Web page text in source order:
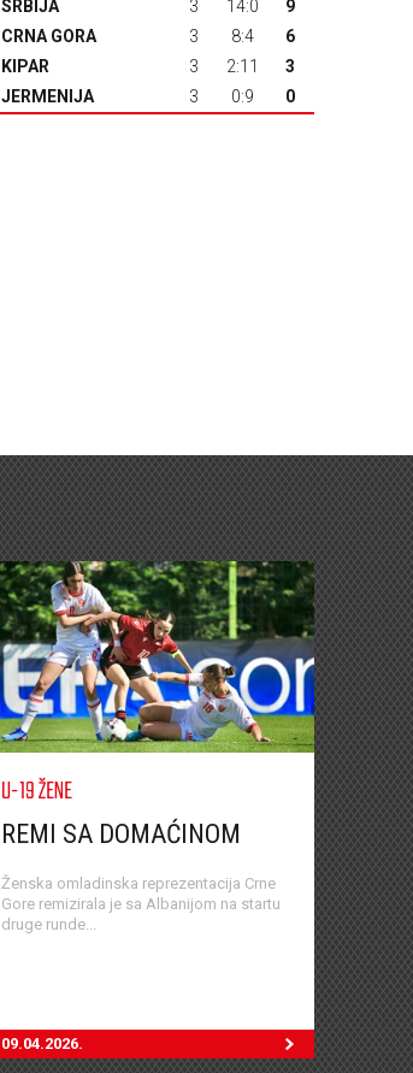
SRBIJA 3 14:0
9
CRNA GORA 3 8:4
6
KIPAR 3 2:11
3
JERMENIJA 3 0:9 0
U-19 ŽENE
REMI SA DOMAĆINOM
Ženska omladinska reprezentacija Crne
Gore remizirala je sa Albanijom na startu
druge runde...
09.04.2026.